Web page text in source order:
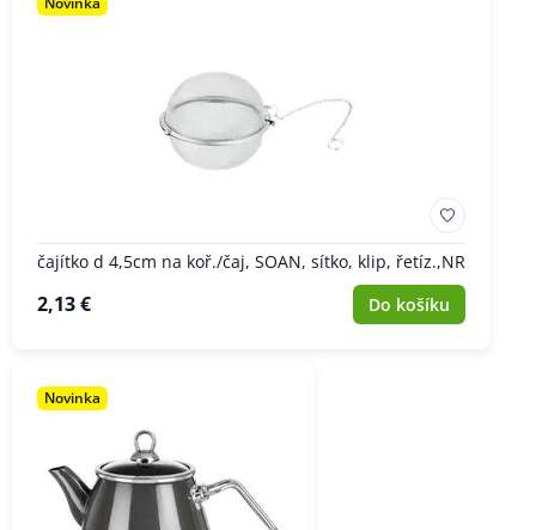
čajítko d 4,5cm na koř./čaj, SOAN, sítko, klip, řetíz.,NR
2,13 € Do košíku
Novinka